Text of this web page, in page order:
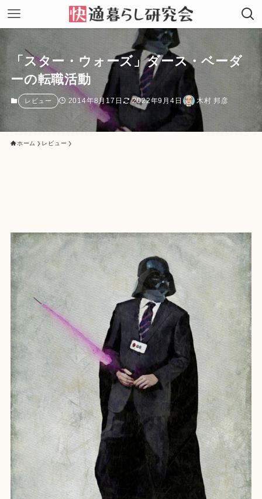
「スター・ウォーズ」ダース・ベーダ
ーの転職活動
レビュー 2014年8月17日 2022年9月4日 木村 邦彦
ホーム レビュー